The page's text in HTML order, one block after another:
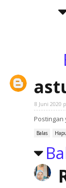
8 Juni 2020
Postingan
Balas